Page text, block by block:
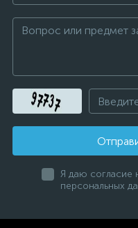
Я даю согласие
персональных